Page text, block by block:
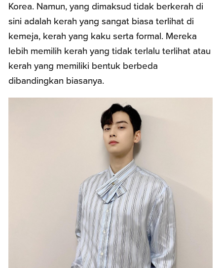
Korea. Namun, yang dimaksud tidak berkerah di
sini adalah kerah yang sangat biasa terlihat di
kemeja, kerah yang kaku serta formal. Mereka
lebih memilih kerah yang tidak terlalu terlihat atau
kerah yang memiliki bentuk berbeda
dibandingkan biasanya.